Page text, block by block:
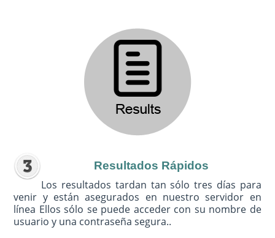
Resultados Rápidos
Los resultados tardan tan sólo tres días para
venir y están asegurados en nuestro servidor en
línea Ellos sólo se puede acceder con su nombre de
usuario y una contraseña segura..